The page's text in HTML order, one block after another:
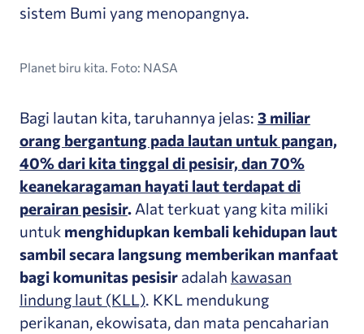
sistem Bumi yang menopangnya.
Planet biru kita. Foto: NASA
Bagi lautan kita, taruhannya jelas: 3 miliar
orang bergantung pada lautan untuk pangan,
40% dari kita tinggal di pesisir, dan 70%
keanekaragaman hayati laut terdapat di
perairan pesisir. Alat terkuat yang kita miliki
untuk menghidupkan kembali kehidupan laut
sambil secara langsung memberikan manfaat
bagi komunitas pesisiradalah kawasan
lindung laut (KLL). KKL mendukung
perikanan, ekowisata, dan mata pencaharian